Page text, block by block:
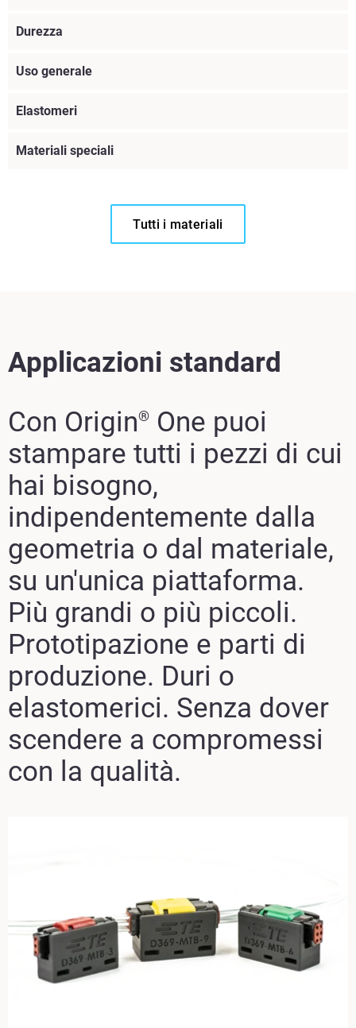
Durezza
Scopri di più
Uso generale
Scopri di più
Elastomeri
Scopri di più
Materiali speciali
Scopri di più
Tutti i materiali
Applicazioni standard
Con Origin® One puoi
stampare tutti i pezzi di cui
hai bisogno,
indipendentemente dalla
geometria o dal materiale,
su un'unica piattaforma.
Più grandi o più piccoli.
Prototipazione e parti di
produzione. Duri o
elastomerici. Senza dover
scendere a compromessi
con la qualità.